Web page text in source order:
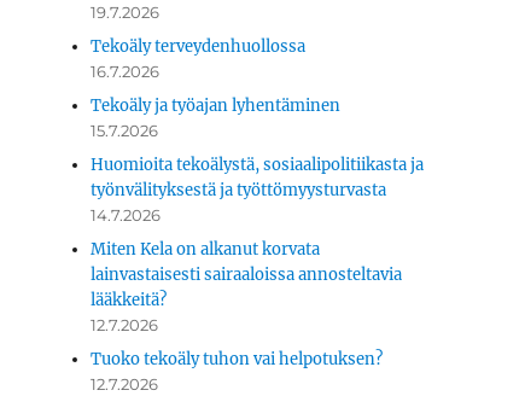
19.7.2026
Tekoäly terveydenhuollossa
16.7.2026
Tekoäly ja työajan lyhentäminen
15.7.2026
Huomioita tekoälystä, sosiaalipolitiikasta ja
työnvälityksestä ja työttömyysturvasta
14.7.2026
Miten Kela on alkanut korvata
lainvastaisesti sairaaloissa annosteltavia
lääkkeitä?
12.7.2026
Tuoko tekoäly tuhon vai helpotuksen?
12.7.2026